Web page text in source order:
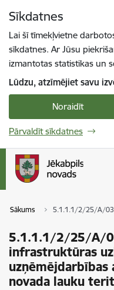
Sīkdatnes
Lai šī tīmekļvietne
sīkdatnes. Ar Jūsu
izmantotas statistikas un
Lūdzu, atzīmējiet savu
Noraidīt
Pārvaldīt sīkdatnes
Sākums 5.1.1.1/2/25/A/
5.1.1.1/2/25/A/
infrastruktūras
novada lauku